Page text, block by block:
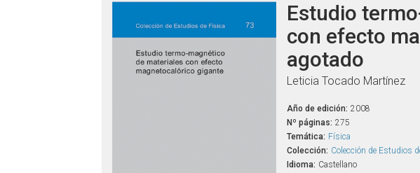
Estudio
con efecto
agotado
Leticia Tocado Martínez
Año de edición: 2008
Nº páginas: 275
Temática: Física
Colección: Colección de Estudios
Idioma: Castellano